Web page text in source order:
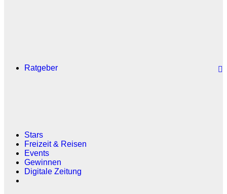
Ratgeber
Stars
Freizeit & Reisen
Events
Gewinnen
Digitale Zeitung